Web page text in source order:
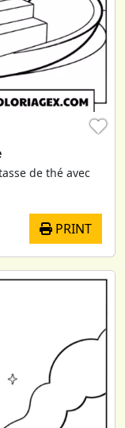
♥
de thé avec
PRINT